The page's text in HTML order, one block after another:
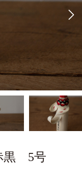
黒 5号